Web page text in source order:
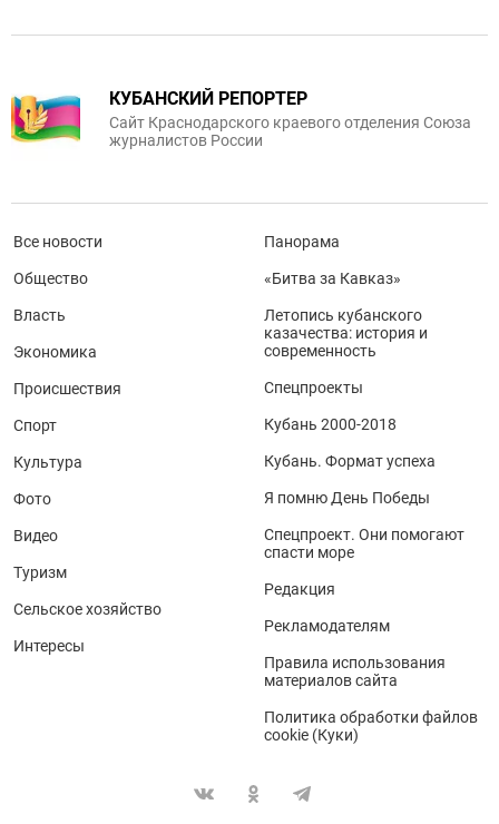
КУБАНСКИЙ РЕПОРТЕР
Сайт Краснодарского краевого отделения Союза
журналистов России
Все новости
Общество
Власть
Экономика
Происшествия
Спорт
Культура
Фото
Видео
Туризм
Сельское хозяйство
Интересы
Панорама
«Битва за Кавказ»
Летопись кубанского
казачества: история и
современность
Спецпроекты
Кубань 2000-2018
Кубань. Формат успеха
Я помню День Победы
Спецпроект. Они помогают
спасти море
Редакция
Рекламодателям
Правила использования
материалов сайта
Политика обработки файлов
cookie (Куки)